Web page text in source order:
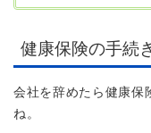
健康保険の手続
会社を辞めたら健康保
ね。